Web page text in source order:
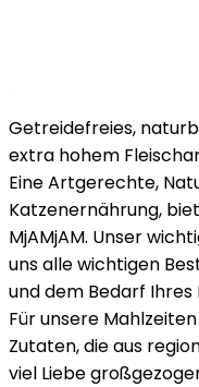
Getreidefreies,
extra hohem
Eine Artgerechte,
Katzenernährung,
MjAMjAM. Unser
uns alle wichtigen
und dem Bedarf
Für unsere
Zutaten, die aus
viel Liebe